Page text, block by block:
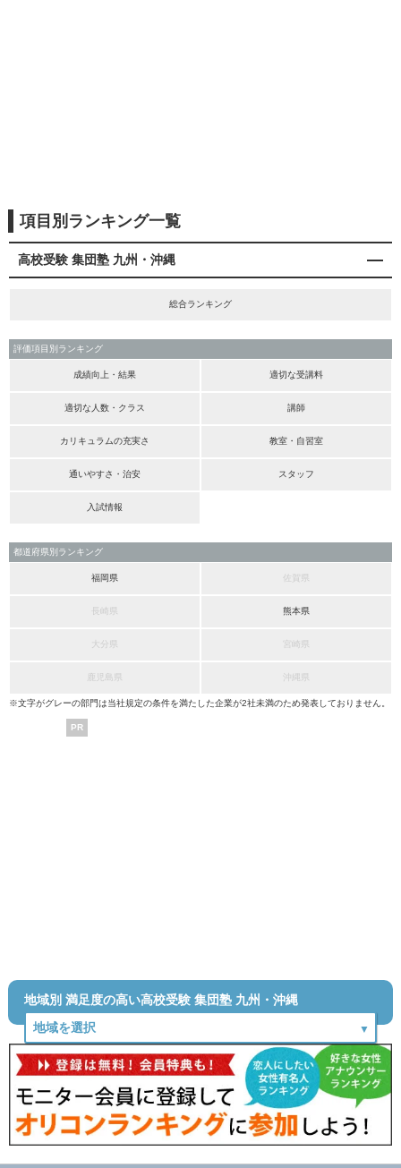
項目別ランキング一覧
高校受験 集団塾 九州・沖縄
総合ランキング
評価項目別ランキング
成績向上・結果 適切な受講料
適切な人数・クラス 講師
カリキュラムの充実さ 教室・自習室
通いやすさ・治安 スタッフ
入試情報
都道府県別ランキング
福岡県 佐賀県
長崎県 熊本県
大分県 宮崎県
鹿児島県 沖縄県
※文字がグレーの部門は当社規定の条件を満たした企業が2社未満のため発表しておりません。
PR
地域別 満足度の高い高校受験 集団塾 九州・沖縄